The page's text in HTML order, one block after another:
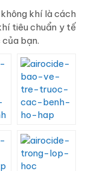
khí là cách
tiêu chuẩn y tế
bạn.